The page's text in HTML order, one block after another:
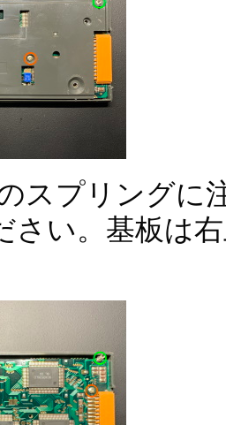
スプリングに
さい。基板は